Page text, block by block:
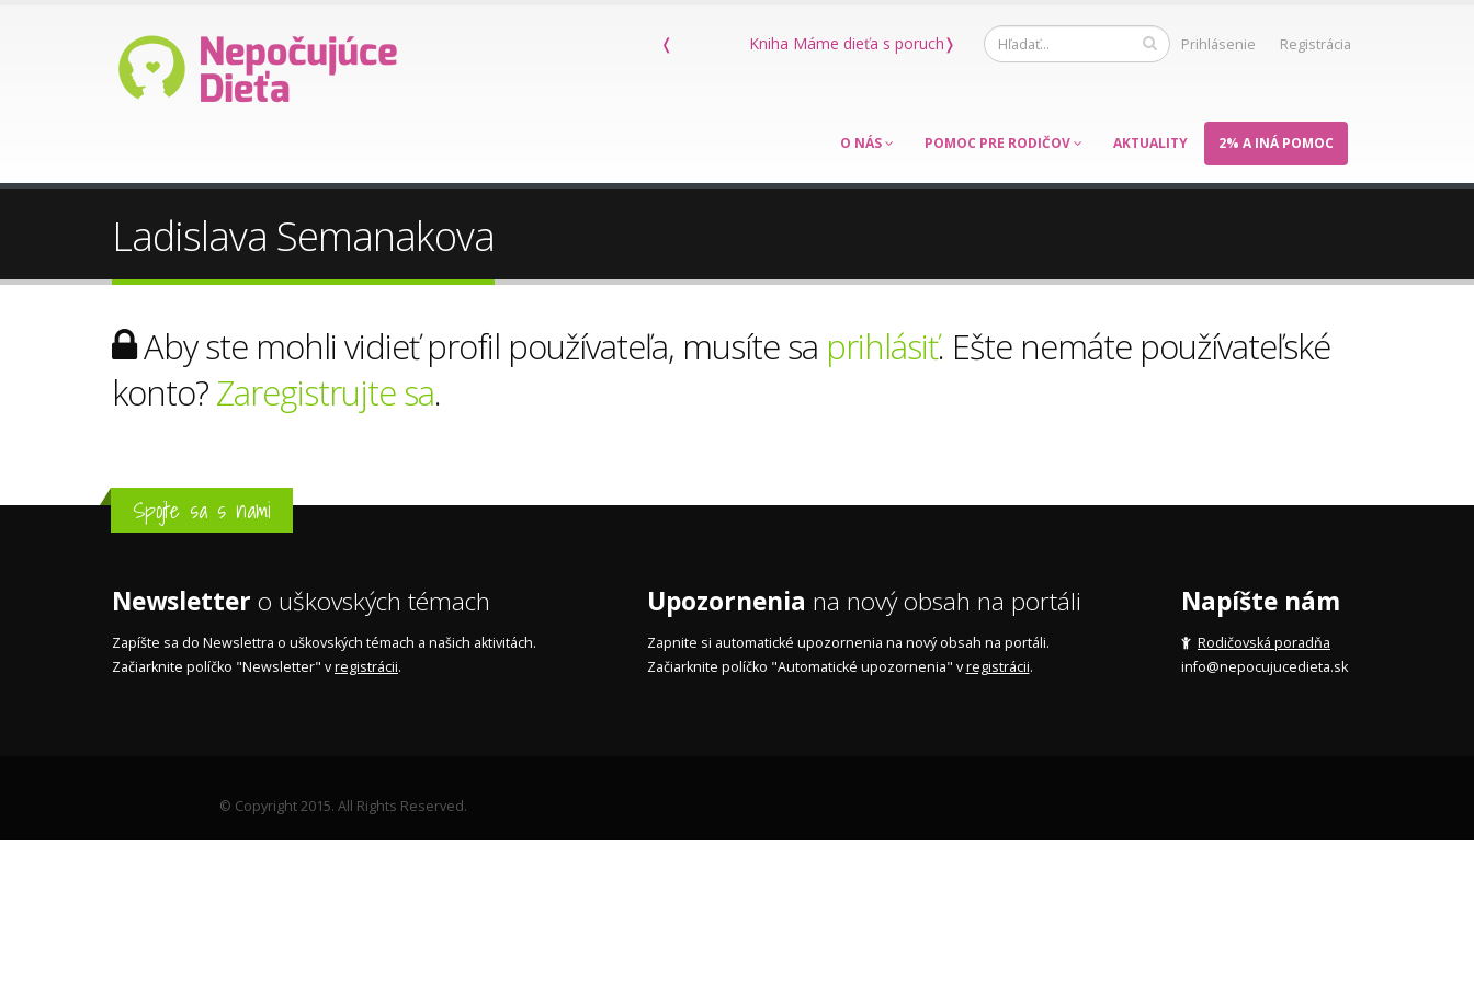
Prihlásenie Registrácia
❬ Kniha Máme dieťa s poruchou sluchu ❭
O NÁS POMOC PRE RODIČOV AKTUALITY 2% A INÁ POMOC
Ladislava Semanakova
Aby ste mohli vidieť profil používateľa, musíte sa prihlásiť. Ešte nemáte používateľské
konto?Zaregistrujte sa.
Spojte sa s nami
Newsletter o uškovských témach
Zapíšte sa do Newslettra o uškovských témach a našich aktivitách.
Začiarknite políčko "Newsletter" vregistrácii.
Upozornenia na nový obsah na portáli
Zapnite si automatické upozornenia na nový obsah na portáli.
Začiarknite políčko "Automatické upozornenia" vregistrácii.
Napíšte nám
Rodičovská poradňa
info@nepocujucedieta.sk
© Copyright 2015. All Rights Reserved.